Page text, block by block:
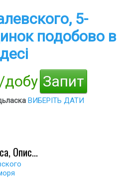
5-
подобово в
Запит
ВИБЕРІТЬ ДАТИ
Опис...